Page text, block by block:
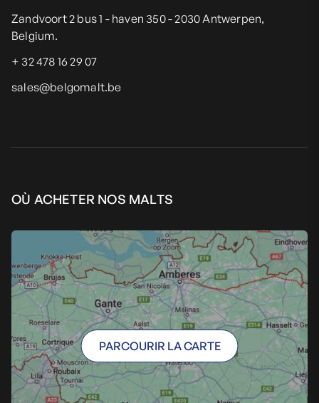
Zandvoort 2 bus 1 - haven 350 - 2030 Antwerpen,
Belgium.
+ 32 478 16 29 07
sales@belgomalt.be
OÙ ACHETER NOS MALTS
PARCOURIR LA CARTE